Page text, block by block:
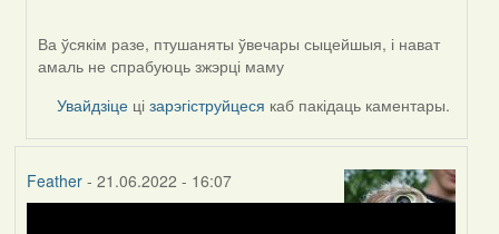
Ва ўсякім разе, птушаняты ўвечары сыцейшыя, і нават
амаль не спрабуюць зжэрці маму
Увайдзіце цізарэгіструйцеся каб пакідаць каментары.
Feather- 21.06.2022 - 16:07